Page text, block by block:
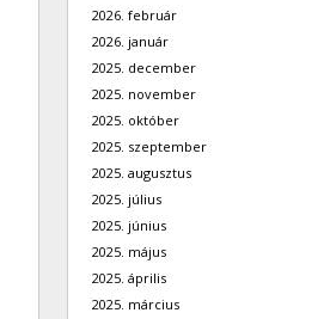
2026. február
2026. január
2025. december
2025. november
2025. október
2025. szeptember
2025. augusztus
2025. július
2025. június
2025. május
2025. április
2025. március